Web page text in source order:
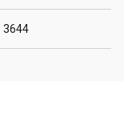
3644